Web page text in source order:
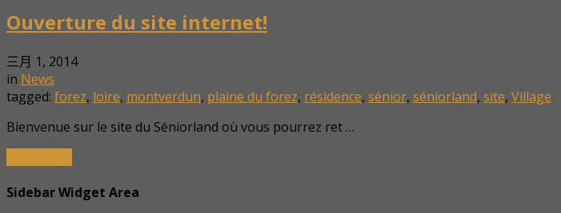
Ouverture du site internet!
三月 1, 2014
in News
tagged: forez, loire, montverdun, plaine du forez, résidence, sénior, séniorland, site, Village
Bienvenue sur le site du Séniorland où vous pourrez ret …
Sidebar Widget Area